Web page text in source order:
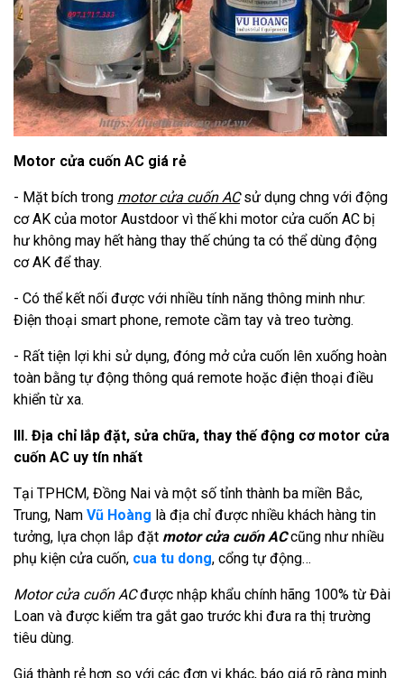
Motor cửa cuốn AC giá rẻ
- Mặt bích trong motor cửa cuốn ACsử dụng chng với động
cơ AK của motor Austdoor vì thế khi motor cửa cuốn AC bị
hư không may hết hàng thay thế chúng ta có thể dùng động
cơ AK để thay.
- Có thể kết nối được với nhiều tính năng thông minh như:
Điện thoại smart phone, remote cầm tay và treo tường.
- Rất tiện lợi khi sử dụng, đóng mở cửa cuốn lên xuống hoàn
toàn bằng tự động thông quá remote hoặc điện thoại điều
khiển từ xa.
III. Địa chỉ lắp đặt, sửa chữa, thay thế động cơ motor cửa
cuốn AC uy tín nhất
Tại TPHCM, Đồng Nai và một số tỉnh thành ba miền Bắc,
Trung, Nam Vũ Hoàng là địa chỉ được nhiều khách hàng tin
tưởng, lựa chọn lắp đặt motor cửa cuốn ACcũng như nhiều
phụ kiện cửa cuốn, cua tu dong, cổng tự động…
Motor cửa cuốn ACđược nhập khẩu chính hãng 100% từ Đài
Loan và được kiểm tra gắt gao trước khi đưa ra thị trường
tiêu dùng.
Giá thành rẻ hơn so với các đơn vị khác, báo giá rõ ràng minh